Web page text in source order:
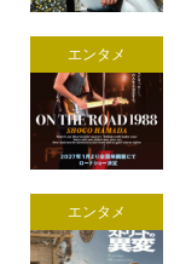
エンタメ
エンタメ